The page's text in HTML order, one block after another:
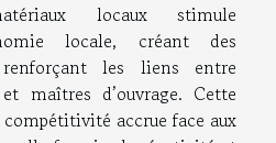
locaux stimule
locale, créant des
les liens entre
maîtres d’ouvrage. Cette
accrue face aux